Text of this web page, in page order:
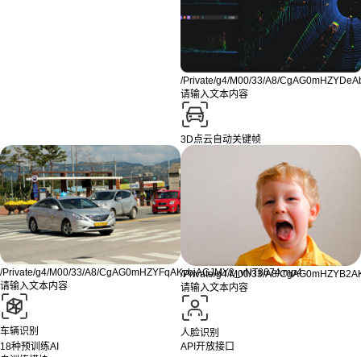
/Private/g4/M00/33/A8/
请输入文本内容
3D点云自动关键帧
/Private/g4/M00/33/A8/CgAG0mHZYFqAKybjAGJMY2_vNT8674.mp4
请输入文本内容
车辆识别
/Private/g4/M00/33/A8/
请输入文本内容
人脸识别
18种预训练AI
API开放接口